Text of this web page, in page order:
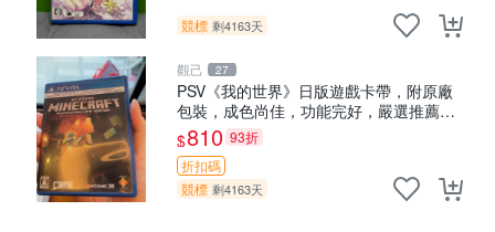
競標 剩4163天
觀己 27
PSV《我的世界》日版遊戲卡帶，附原廠
包裝，成色尚佳，功能完好，嚴選推薦給
喜愛冒險的玩家，同城交易，無退無換 我
的世界 PS4 游戲 卡帶
$810 93折
折扣碼
競標 剩4163天